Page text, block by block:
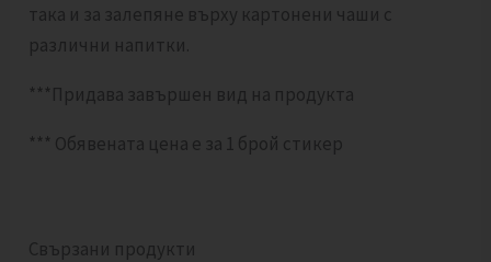
така и за залепяне върху картонени чаши с
различни напитки.
***Придава завършен вид на продукта
*** Обявената цена е за 1 брой стикер
Свързани продукти